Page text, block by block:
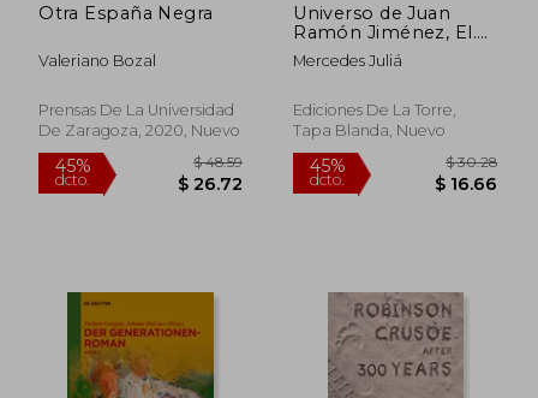
Otra España Negra
Valeriano Bozal
Prensas De La Universidad
De Zaragoza, 2020, Nuevo
Universo de Juan
Ramón Jiménez, El.
Un estudio del
poema <Espacio>
Nuestro Mundo,
Logos)
Mercedes Juliá
Ediciones De La Torre,
Tapa Blanda, Nuevo